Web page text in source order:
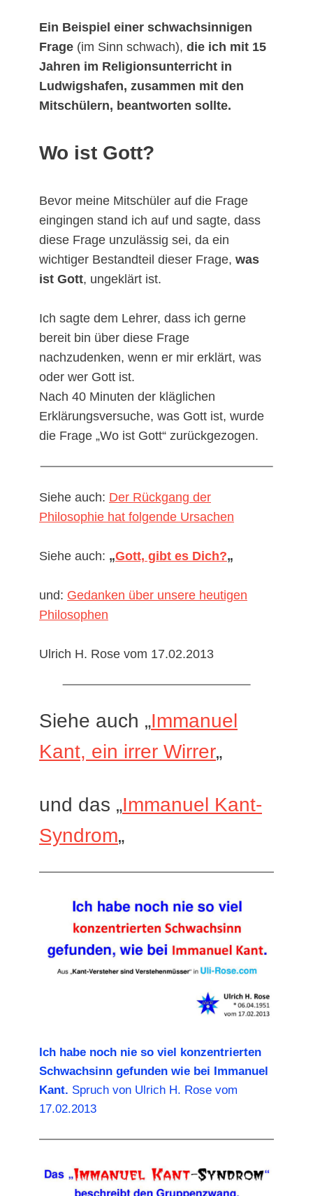
Ein Beispiel einer schwachsinnigen
Frage (im Sinn schwach), die ich mit 15
Jahren im Religionsunterricht in
Ludwigshafen, zusammen mit den
Mitschülern, beantworten sollte.
Wo ist Gott?
Bevor meine Mitschüler auf die Frage
eingingen stand ich auf und sagte, dass
diese Frage unzulässig sei, da ein
wichtiger Bestandteil dieser Frage, was
ist Gott, ungeklärt ist.
Ich sagte dem Lehrer, dass ich gerne
bereit bin über diese Frage
nachzudenken, wenn er mir erklärt, was
oder wer Gott ist.
Nach 40 Minuten der kläglichen
Erklärungsversuche, was Gott ist, wurde
die Frage „Wo ist Gott“ zurückgezogen.
Siehe auch: Der Rückgang der
Philosophie hat folgende Ursachen
Siehe auch: „Gott, gibt es Dich?„
und: Gedanken über unsere heutigen
Philosophen
Ulrich H. Rose vom 17.02.2013
Siehe auch „Immanuel
Kant, ein irrer Wirrer„
und das „Immanuel Kant-
Syndrom„
Ich habe noch nie so viel konzentrierten
Schwachsinn gefunden wie bei Immanuel
Kant. Spruch von Ulrich H. Rose vom
17.02.2013